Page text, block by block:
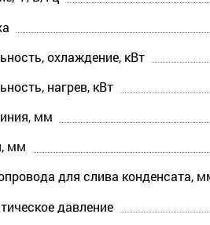
охлаждение, кВт
нагрев, кВт
мм
мм
для слива конденсата,
давление